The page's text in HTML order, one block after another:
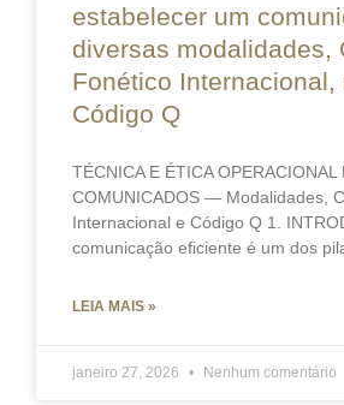
estabelecer um
diversas modalidades,
Fonético Internacional,
Código Q
TÉCNICA E ÉTICA OPERACIONAL
COMUNICADOS — Modalidades,
Internacional e Código Q 1.
comunicação eficiente é um dos
LEIA MAIS »
janeiro 27, 2026 Nenhum comentário